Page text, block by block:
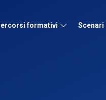
formativi Scenari